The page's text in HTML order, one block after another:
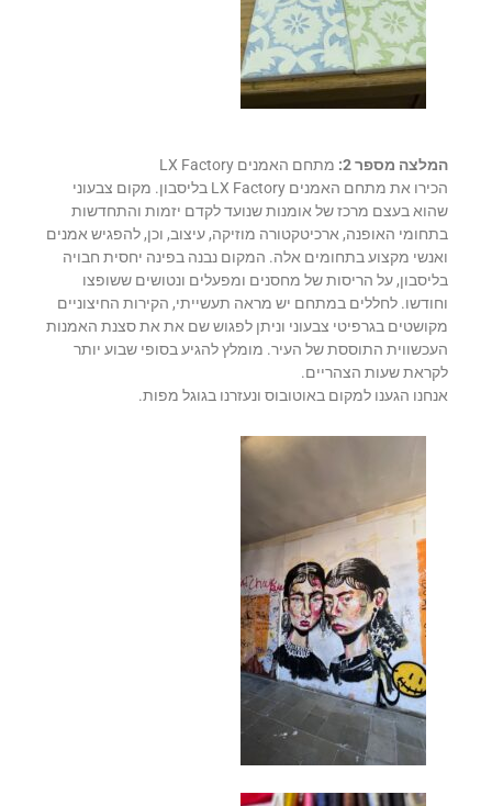
המלצה מספר 2:
מתחם האמנים LX Factory
הכירו את מתחם האמנים LX Factory בליסבון. מקום צבעוני
שהוא בעצם מרכז של אומנות שנועד לקדם יזמות והתחדשות
בתחומי האופנה, ארכיטקטורה מוזיקה, עיצוב, וכן, להפגיש אמנים
ואנשי מקצוע בתחומים אלה. המקום נבנה בפינה יחסית חבויה
בליסבון, על הריסות של מחסנים ומפעלים ונטושים ששופצו
וחודשו. לחללים במתחם יש מראה תעשייתי, הקירות החיצוניים
מקושטים בגרפיטי צבעוני וניתן לפגוש שם את את סצנת האמנות
העכשווית התוססת של העיר. מומלץ להגיע בסופי שבוע יותר
לקראת שעות הצהריים.
אנחנו הגענו למקום באוטובוס ונעזרנו בגוגל מפות.